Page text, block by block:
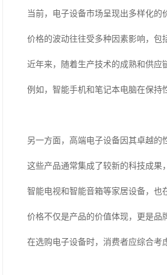
当前，电子设备市场呈现出多样化的
价格的波动往往受多种因素影响，包
近年来，随着生产技术的成熟和供应
例如，智能手机和笔记本电脑在保持
另一方面，高端电子设备因其卓越的
这些产品通常集成了较新的科技成果
智能电视和智能音箱等家居设备，也
价格不仅是产品的价值体现，更是品
在选购电子设备时，消费者应综合考